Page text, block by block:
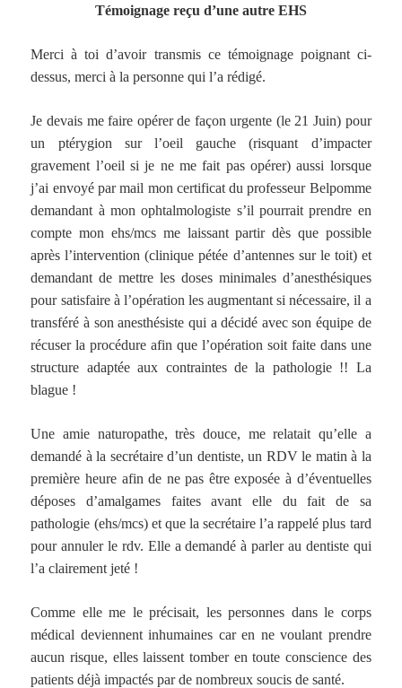
Témoignage reçu d’une autre EHS
Merci à toi d’avoir transmis ce témoignage poignant ci-
dessus, merci à la personne qui l’a rédigé.
Je devais me faire opérer de façon urgente (le 21 Juin) pour
un ptérygion sur l’oeil gauche (risquant d’impacter
gravement l’oeil si je ne me fait pas opérer) aussi lorsque
j’ai envoyé par mail mon certificat du professeur Belpomme
demandant à mon ophtalmologiste s’il pourrait prendre en
compte mon ehs/mcs me laissant partir dès que possible
après l’intervention (clinique pétée d’antennes sur le toit) et
demandant de mettre les doses minimales d’anesthésiques
pour satisfaire à l’opération les augmentant si nécessaire, il a
transféré à son anesthésiste qui a décidé avec son équipe de
récuser la procédure afin que l’opération soit faite dans une
structure adaptée aux contraintes de la pathologie !! La
blague !
Une amie naturopathe, très douce, me relatait qu’elle a
demandé à la secrétaire d’un dentiste, un RDV le matin à la
première heure afin de ne pas être exposée à d’éventuelles
déposes d’amalgames faites avant elle du fait de sa
pathologie (ehs/mcs) et que la secrétaire l’a rappelé plus tard
pour annuler le rdv. Elle a demandé à parler au dentiste qui
l’a clairement jeté !
Comme elle me le précisait, les personnes dans le corps
médical deviennent inhumaines car en ne voulant prendre
aucun risque, elles laissent tomber en toute conscience des
patients déjà impactés par de nombreux soucis de santé.